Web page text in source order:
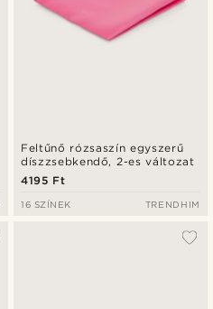
Feltűnő rózsaszín egyszerű
díszzsebkendő, 2-es változat
4195 Ft
16 SZÍNEK TRENDHIM